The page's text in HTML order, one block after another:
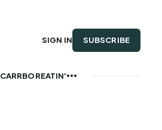
CARRBOREATIN'
SIGN IN SUBSCRIBE